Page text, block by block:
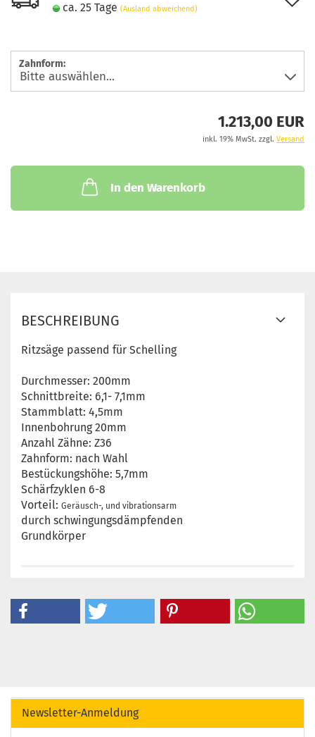
ca. 25 Tage (Ausland abweichend)
Zahnform:
1.213,00 EUR
inkl. 19% MwSt. zzgl. Versand
In den Warenkorb
BESCHREIBUNG
Ritzsäge passend für Schelling
Durchmesser: 200mm
Schnittbreite: 6,1- 7,1mm
Stammblatt: 4,5mm
Innenbohrung 20mm
Anzahl Zähne: Z36
Zahnform: nach Wahl
Bestückungshöhe: 5,7mm
Schärfzyklen 6-8
Vorteil: Geräusch-, und vibrationsarm
durch schwingungsdämpfenden
Grundkörper
Newsletter-Anmeldung